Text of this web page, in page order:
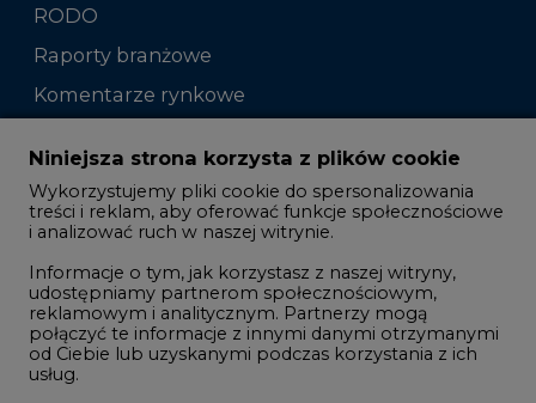
RODO
Raporty branżowe
Komentarze rynkowe
Zmiany kadrowe na rynku
Studio CIRE
Rozmowy o energetyce
Gospodarka
Geopolityka
LTE450
Niniejsza strona korzysta z plików cookie
Wykorzystujemy pliki cookie do spersonalizowania
treści i reklam, aby oferować funkcje społecznościowe
i analizować ruch w naszej witrynie.
Informacje o tym, jak korzystasz z naszej witryny,
udostępniamy partnerom społecznościowym,
reklamowym i analitycznym. Partnerzy mogą
połączyć te informacje z innymi danymi otrzymanymi
od Ciebie lub uzyskanymi podczas korzystania z ich
usług.